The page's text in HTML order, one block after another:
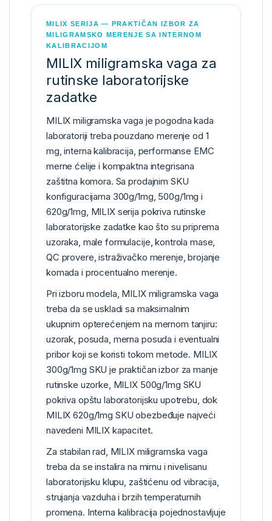
MILIX SERIJA — PRAKTIČAN IZBOR ZA
MILIGRAMSKO MERENJE SA INTERNOM
KALIBRACIJOM
MILIX miligramska vaga za
rutinske laboratorijske
zadatke
MILIX miligramska vaga je pogodna kada
laboratoriji treba pouzdano merenje od 1
mg, interna kalibracija, performanse EMC
merne ćelije i kompaktna integrisana
zaštitna komora. Sa prodajnim SKU
konfiguracijama 300g/1mg, 500g/1mg i
620g/1mg, MILIX serija pokriva rutinske
laboratorijske zadatke kao što su priprema
uzoraka, male formulacije, kontrola mase,
QC provere, istraživačko merenje, brojanje
komada i procentualno merenje.
Pri izboru modela, MILIX miligramska vaga
treba da se uskladi sa maksimalnim
ukupnim opterećenjem na mernom tanjiru:
uzorak, posuda, merna posuda i eventualni
pribor koji se koristi tokom metode. MILIX
300g/1mg SKU je praktičan izbor za manje
rutinske uzorke, MILIX 500g/1mg SKU
pokriva opštu laboratorijsku upotrebu, dok
MILIX 620g/1mg SKU obezbeđuje najveći
navedeni MILIX kapacitet.
Za stabilan rad, MILIX miligramska vaga
treba da se instalira na mirnu i nivelisanu
laboratorijsku klupu, zaštićenu od vibracija,
strujanja vazduha i brzih temperaturnih
promena. Interna kalibracija pojednostavljuje